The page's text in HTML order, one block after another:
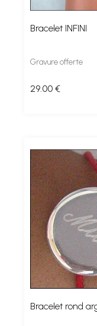
Bracelet INFINI
Gravure offerte
29.00 €
Bracelet rond